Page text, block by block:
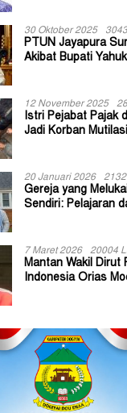
30 Oktober 2025
PTUN Jayapura
Akibat Bupati
12 November 2025
Istri Pejabat Pajak
Jadi Korban
20 Januari 2026
Gereja yang
Sendiri: Pelajaran
7 Maret 2026 20004
Mantan Wakil Dirut
Indonesia Orias